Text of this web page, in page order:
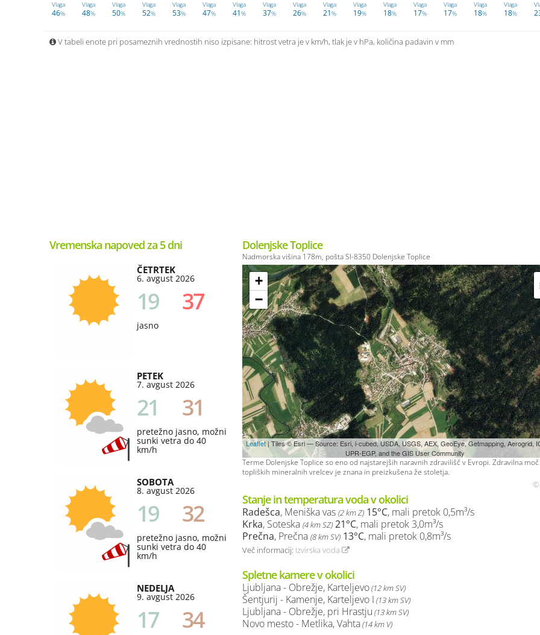
Vlaga
46%
Vlaga
48%
Vlaga
50%
Vlaga
52%
Vlaga
53%
Vlaga
47%
Vlaga
41%
Vlaga
37%
Vlaga
26%
Vlaga
21%
Vlaga
19%
Vlaga
18%
Vlaga
17%
Vlaga
17%
Vlaga
18%
Vlaga
18%
V tabeli enote pri posameznih vrednostih niso izpisane: hitrost vetra je v km/h, tlak je v hPa, količina padavin v mm
Vremenska napoved za 5 dni
ČETRTEK
6. avgust 2026
19 37
jasno
PETEK
7. avgust 2026
21 31
pretežno jasno, možni
sunki vetra do 40
km/h
SOBOTA
8. avgust 2026
19 32
pretežno jasno, možni
sunki vetra do 40
km/h
NEDELJA
9. avgust 2026
17 34
Dolenjske Toplice
Nadmorska višina 178m, pošta SI-8350 Dolenjske Toplice
+
−
Leaflet | Tiles © Esri — Source: Esri, i-cubed, USDA, USGS, AEX, GeoEye, Getmapping, Aerogrid,
UPR-EGP, and the GIS User Community
Terme Dolenjske Toplice so eno od najstarejših naravnih zdravilišč v Evropi. Zdravilna
topliških mineralnih vrelcev je znana in preizkušena že stoletja.
©
Stanje in temperatura voda v okolici
Radešca, Meniška vas (2 km Z) 15°C, mali pretok 0,5m³/s
Krka, Soteska (4 km SZ) 21°C, mali pretok 3,0m³/s
Prečna, Prečna (8 km SV) 13°C, mali pretok 0,8m³/s
Več informacij: Izvirska voda
Spletne kamere v okolici
Ljubljana - Obrežje, Karteljevo(12 km SV)
Šentjurij - Kamenje, Karteljevo I (13 km SV)
Ljubljana - Obrežje, pri Hrastju (13 km SV)
Novo mesto - Metlika, Vahta(14 km V)